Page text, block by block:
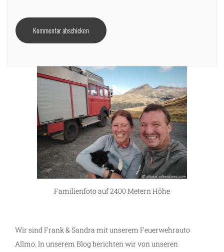
Familienfoto auf 2400 Metern Höhe
Wir sind Frank & Sandra mit unserem Feuerwehrauto
Allmo. In unserem Blog berichten wir von unseren